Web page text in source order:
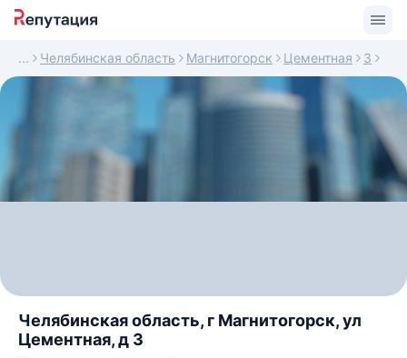
Челябинская область Магнитогорск Цементная 3
Челябинская область, г Магнитогорск, ул
Цементная, д 3